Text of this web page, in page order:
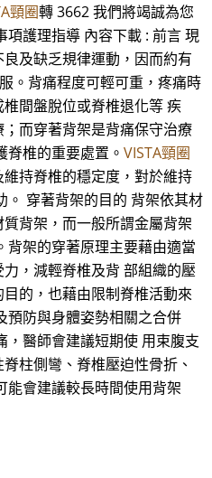
頸圈轉 3662 我們將竭誠為您
護理指導 內容下載 : 前言 現
及缺乏規律運動，因而約有
。背痛程度可輕可重，疼痛時
間盤脫位或脊椎退化等 疾
而穿著背架是背痛保守治療
椎的重要處置。 VISTA頸圈
持脊椎的穩定度，對於維持
。 穿著背架的目的 背架依其材
背架，而一般所謂金屬背架
背架的穿著原理主要藉由適當
，減輕脊椎及背 部組織的壓
的，也藉由限制脊椎活動來
預防與身體姿勢相關之合併
醫師會建議短期使 用束腹支
柱側彎、脊椎壓迫性骨折、
能會建議較長時間使用背架